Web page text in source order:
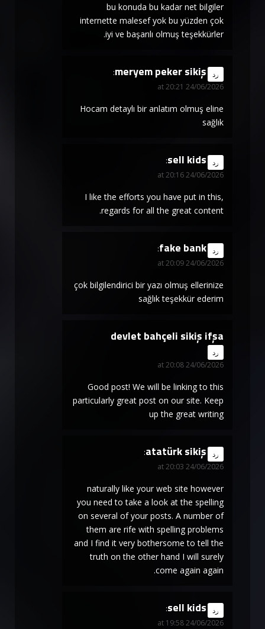
bu konuda bu kadar net bilgiler
internette malesef yok bu yüzden çok
iyi ve başarılı olmuş teşekkürler.
meryem peker sikiş
says:
24/06/2026 at 20:21
رد
Hocam detaylı bir anlatım olmuş eline
sağlık
sell kids
says:
24/06/2026 at 20:16
رد
I like the efforts you have put in this,
regards for all the great content.
fake bank
says:
24/06/2026 at 20:09
رد
çok bilgilendirici bir yazı olmuş ellerinize
sağlık teşekkür ederim
devlet bahçeli sikiş ifşa
says:
24/06/2026 at 20:08
رد
Good post! We will be linking to this
particularly great post on our site. Keep
up the great writing
atatürk sikiş
says:
24/06/2026 at 20:03
رد
naturally like your web site however
you need to take a look at the spelling
on several of your posts. A number of
them are rife with spelling problems
and I find it very bothersome to tell the
truth on the other hand I will surely
come again again.
sell kids
says:
24/06/2026 at 19:58
رد